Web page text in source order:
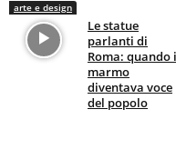
arte e design
Le statue
parlanti di
Roma: quando
marmo
diventava voce
del popolo